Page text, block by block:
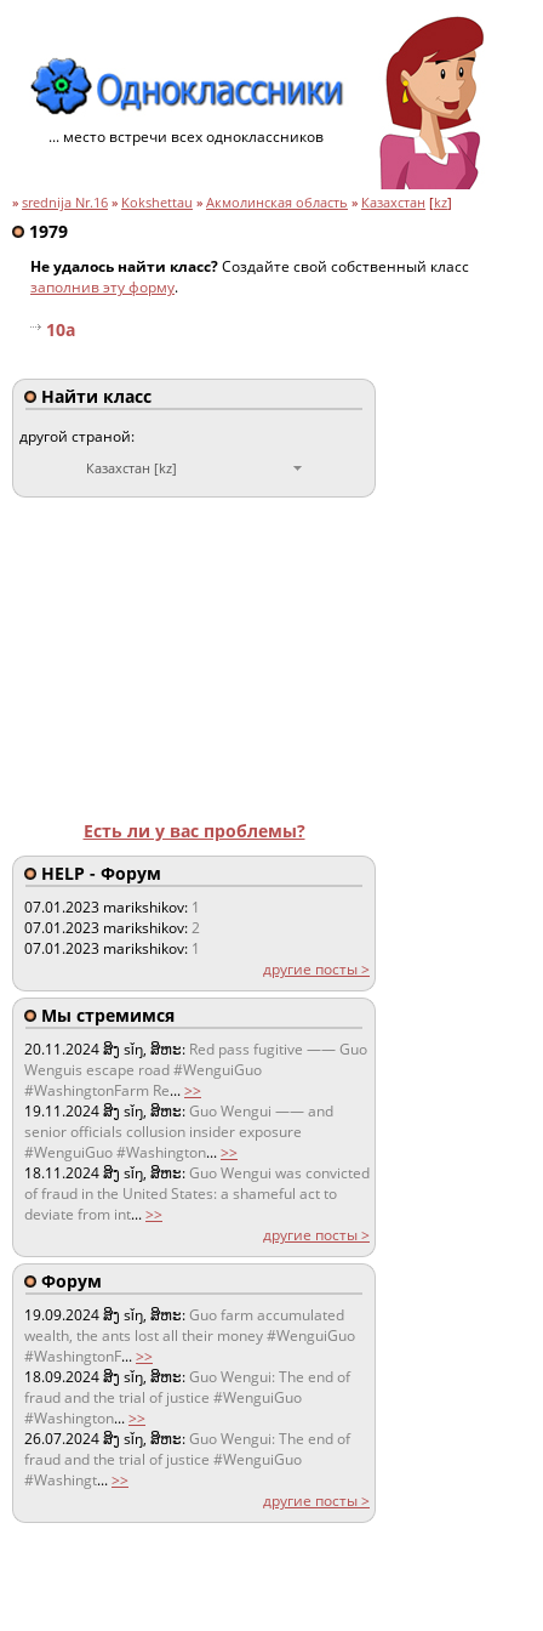
... место встречи всех одноклассников
» srednija Nr.16 » Kokshettau » Акмолинская область » Казахстан [kz]
1979
Не удалось найти класс?Создайте свой собственный класс
заполнив эту форму.
10а
Найти класс
другой страной:
Казахстан [kz]
Есть ли у вас проблемы?
HELP - Форум
07.01.2023 marikshikov: 1
07.01.2023 marikshikov:2
07.01.2023 marikshikov: 1
другие посты >
Мы стремимся
20.11.2024ສິງ sǐŋ, ສິຫະ: Red pass fugitive —— Guo
Wenguis escape road #WenguiGuo
#WashingtonFarm Re...>>
19.11.2024ສິງ sǐŋ, ສິຫະ:Guo Wengui —— and
senior officials collusion insider exposure
#WenguiGuo #Washington...>>
18.11.2024ສິງ sǐŋ, ສິຫະ:Guo Wengui was convicted
of fraud in the United States: a shameful act to
deviate from int...>>
другие посты >
Форум
19.09.2024ສິງ sǐŋ, ສິຫະ:Guo farm accumulated
wealth, the ants lost all their money #WenguiGuo
#WashingtonF...>>
18.09.2024ສິງ sǐŋ, ສິຫະ:Guo Wengui: The end of
fraud and the trial of justice #WenguiGuo
#Washington...>>
26.07.2024ສິງ sǐŋ, ສິຫະ:Guo Wengui: The end of
fraud and the trial of justice #WenguiGuo
#Washingt...>>
другие посты >